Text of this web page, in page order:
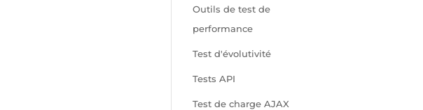
Outils de test de
performance
Test d'évolutivité
Tests API
Test de charge AJAX